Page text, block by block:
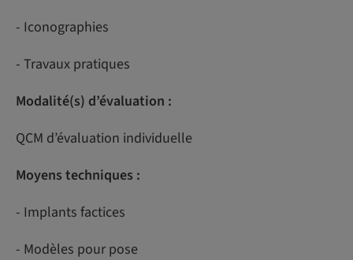
- Iconographies
- Travaux pratiques
Modalité(s) d’évaluation :
QCM d’évaluation individuelle
Moyens techniques :
- Implants factices
- Modèles pour pose